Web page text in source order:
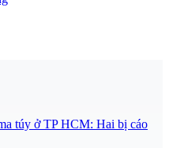
túy ở TP HCM: Hai bị cáo